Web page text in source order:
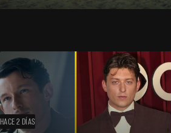
HACE 2 DÍAS